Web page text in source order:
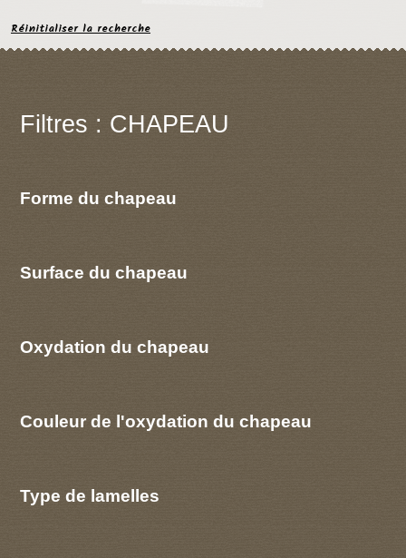
Réinitialiser la recherche
Filtres : CHAPEAU
Forme du chapeau
Surface du chapeau
Oxydation du chapeau
Couleur de l'oxydation du chapeau
Type de lamelles